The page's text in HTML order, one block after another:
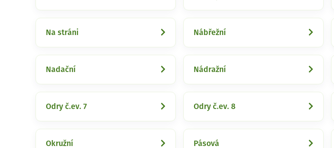
Na stráni Nábřežní
Nadační Nádražní
Odry č.ev. 7 Odry č.ev. 8
Okružní Pásová